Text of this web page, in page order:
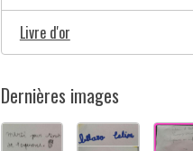
Livre d'or
Dernières images